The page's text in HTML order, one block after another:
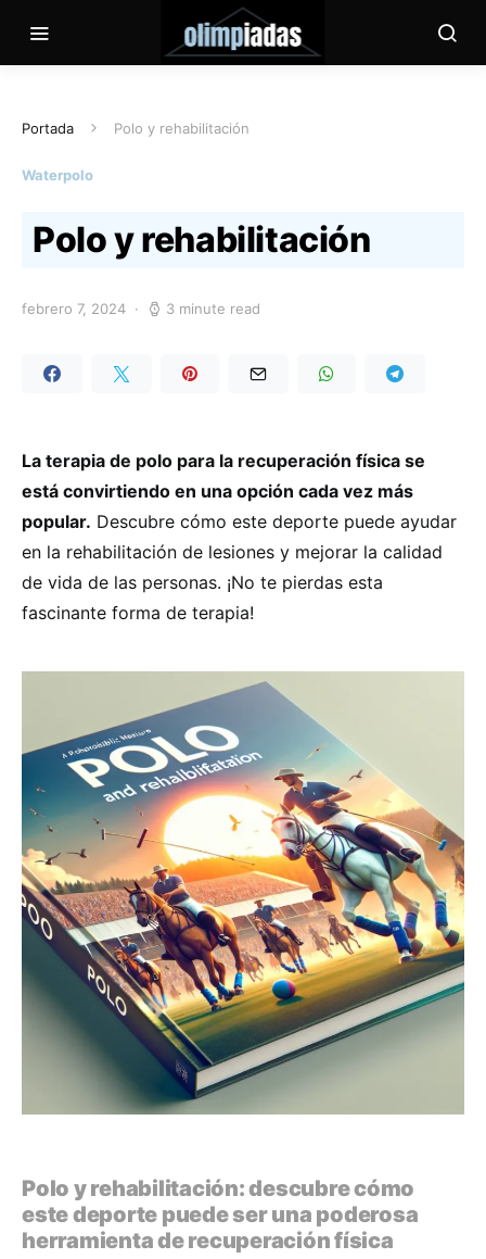
Portada Polo y rehabilitación
Waterpolo
Polo y rehabilitación
febrero 7, 2024 3 minute read
La terapia de polo para la recuperación física se
está convirtiendo en una opción cada vez más
popular. Descubre cómo este deporte puede ayudar
en la rehabilitación de lesiones y mejorar la calidad
de vida de las personas. ¡No te pierdas esta
fascinante forma de terapia!
Polo y rehabilitación: descubre cómo
este deporte puede ser una poderosa
herramienta de recuperación física